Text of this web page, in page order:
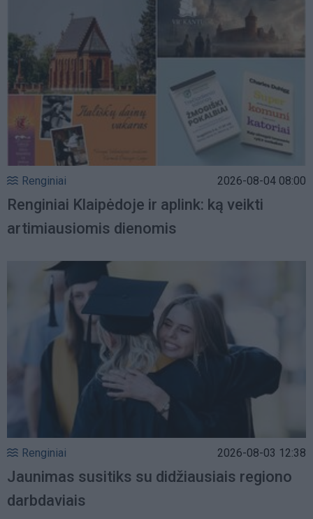
Renginiai 2026-08-04 08:00
Renginiai Klaipėdoje ir aplink: ką veikti
artimiausiomis dienomis
Renginiai 2026-08-03 12:38
Jaunimas susitiks su didžiausiais regiono
darbdaviais